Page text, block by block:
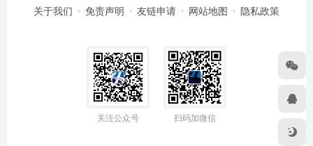
关于我们 免责声明 友链申请 网站地图 隐私政策
关注公众号 扫码加微信